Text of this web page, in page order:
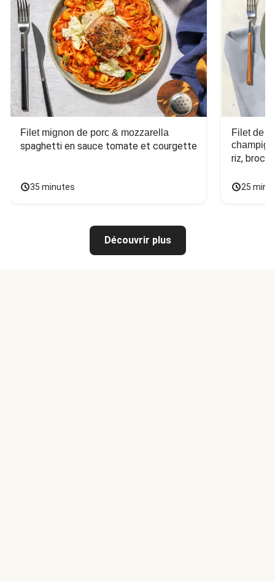
Filet mignon de porc & mozzarella
spaghetti en sauce tomate et courgette
35 minutes
Filet de
riz,
25
Découvrir plus